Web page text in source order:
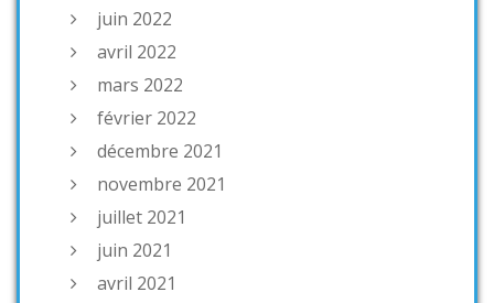
juin 2022
avril 2022
mars 2022
février 2022
décembre 2021
novembre 2021
juillet 2021
juin 2021
avril 2021